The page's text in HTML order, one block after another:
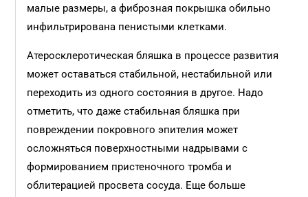
малые размеры, а фиброзная покрышка обильно
инфильтрирована пенистыми клетками.
Атеросклеротическая бляшка в процессе развития
может оставаться стабильной, нестабильной или
переходить из одного состояния в другое. Надо
отметить, что даже стабильная бляшка при
повреждении покровного эпителия может
осложняться поверхностными надрывами с
формированием пристеночного тромба и
облитерацией просвета сосуда. Еще больше